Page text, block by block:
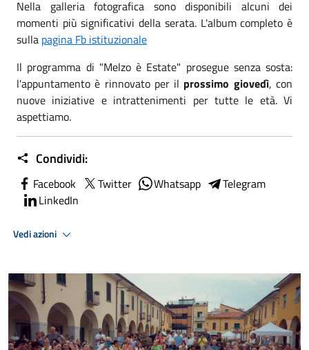
Nella galleria fotografica sono disponibili alcuni dei
momenti più significativi della serata. L'album completo è
sulla pagina Fb istituzionale
Il programma di "Melzo è Estate" prosegue senza sosta:
l'appuntamento è rinnovato per il prossimo giovedì, con
nuove iniziative e intrattenimenti per tutte le età. Vi
aspettiamo.
Condividi:
Facebook Twitter Whatsapp
Telegram
LinkedIn
Vedi azioni